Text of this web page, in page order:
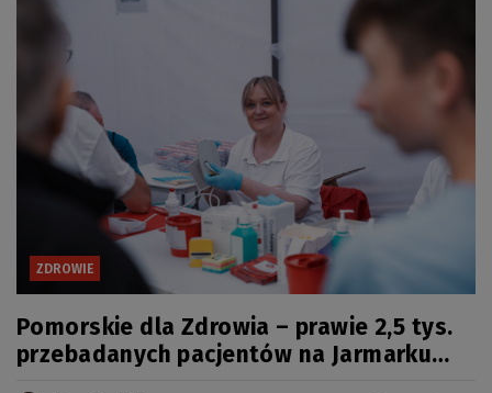
ZDROWIE
Pomorskie dla Zdrowia – prawie 2,5 tys.
przebadanych pacjentów na Jarmarku